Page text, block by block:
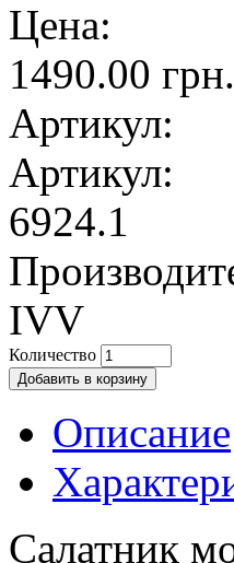
Цена:
1490.00 грн.
Артикул:
Артикул:
6924.1
IVV
Количество
Описание
Салатник